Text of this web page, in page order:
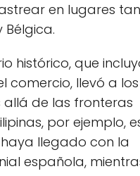
en lugares
Bélgica.
histórico, que
comercio, llevó a los
allá de las fronteras
por ejemplo,
llegado con la
española,